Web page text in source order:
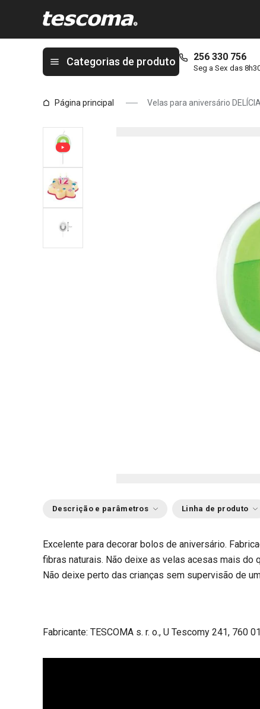
Categorias de produto 256 330 756
Seg a Sex das
Página principal Velas para aniversário
Descrição e parâmetros Linha de produto
Excelente para decorar bolos de aniversário.
fibras naturais. Não deixe as velas acesas mais do
Não deixe perto das crianças sem supervisão de
Fabricante: TESCOMA s. r. o., U Tescomy 241, 760